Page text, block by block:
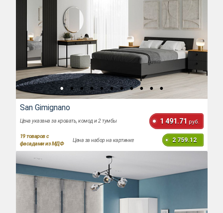
San Gimignano
Цена указана за кровать, комод и 2 тумбы 1 491.71 руб.
19товаров с
фасадами из МДФ
Цена за набор на картинке 2 759.12